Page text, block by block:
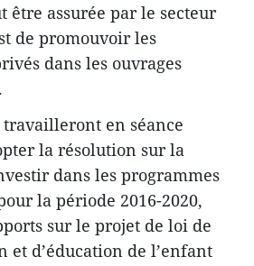
assurée par le secteur
de promouvoir les
dans les ouvrages
travailleront en séance
la résolution sur la
dans les programmes
la période 2016-2020,
sur le projet de loi de
et d’éducation de l’enfant